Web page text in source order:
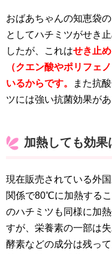
おばあちゃんの知恵袋
としてハチミツがせき
したが、これはせき止
（クエン酸やポリフェ
いるからです。
また抗
ツには強い抗菌効果が
加熱しても効
現在販売されている外
関係で80℃に加熱する
のハチミツも同様に加
すが、栄養素の一部は
酵素などの成分は残っ